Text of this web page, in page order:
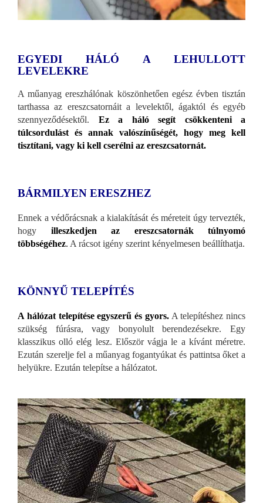
EGYEDI HÁLÓ A LEHULLOTT
LEVELEKRE
A műanyag ereszhálónak köszönhetően egész évben tisztán
tarthassa az ereszcsatornáit a levelektől, ágaktól és egyéb
szennyeződésektől. Ez a háló segít csökkenteni a
túlcsordulást és annak valószínűségét, hogy meg kell
tisztítani, vagy ki kell cserélni az ereszcsatornát.
BÁRMILYEN ERESZHEZ
Ennek a védőrácsnak a kialakítását és méreteit úgy tervezték,
hogy illeszkedjen az ereszcsatornák túlnyomó
többségéhez. A rácsot igény szerint kényelmesen beállíthatja.
KÖNNYŰ TELEPÍTÉS
A hálózat telepítése egyszerű és gyors.A telepítéshez nincs
szükség fúrásra, vagy bonyolult berendezésekre. Egy
klasszikus olló elég lesz. Először vágja le a kívánt méretre.
Ezután szerelje fel a műanyag fogantyúkat és pattintsa őket a
helyükre. Ezután telepítse a hálózatot.